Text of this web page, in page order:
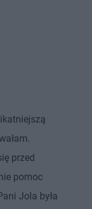
przed
pomoc
Jola była